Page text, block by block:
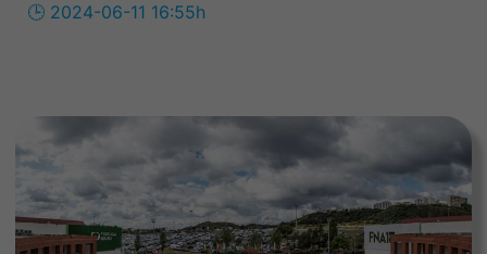
🕒 2024-06-11 16:55h